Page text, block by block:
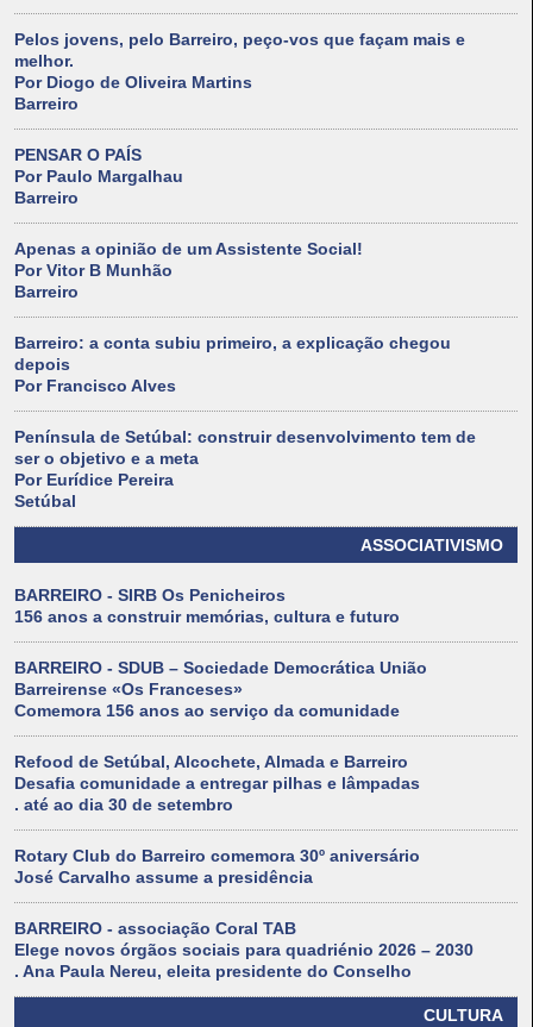
Pelos jovens, pelo Barreiro, peço-vos que façam mais e
melhor.
Por Diogo de Oliveira Martins
Barreiro
PENSAR O PAÍS
Por Paulo Margalhau
Barreiro
Apenas a opinião de um Assistente Social!
Por Vitor B Munhão
Barreiro
Barreiro: a conta subiu primeiro, a explicação chegou
depois
Por Francisco Alves
Península de Setúbal: construir desenvolvimento tem de
ser o objetivo e a meta
Por Eurídice Pereira
Setúbal
ASSOCIATIVISMO
BARREIRO - SIRB Os Penicheiros
156 anos a construir memórias, cultura e futuro
BARREIRO - SDUB – Sociedade Democrática União
Barreirense «Os Franceses»
Comemora 156 anos ao serviço da comunidade
Refood de Setúbal, Alcochete, Almada e Barreiro
Desafia comunidade a entregar pilhas e lâmpadas
. até ao dia 30 de setembro
Rotary Club do Barreiro comemora 30º aniversário
José Carvalho assume a presidência
BARREIRO - associação Coral TAB
Elege novos órgãos sociais para quadriénio 2026 – 2030
. Ana Paula Nereu, eleita presidente do Conselho
CULTURA